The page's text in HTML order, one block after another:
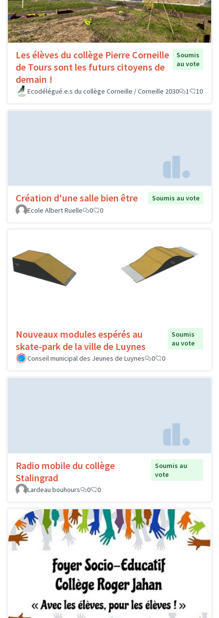
Les élèves du collège Pierre Corneille
de Tours sont les futurs citoyens de
demain !
Soumis
au vote
Ecodélégué.e.s du collège Corneille / Corneille 2030 1 10
Création d'une salle bien être
Soumis au vote
Ecole Albert Ruelle
0 0
Nouveaux modules espérés au
skate-park de la ville de Luynes
Soumis
au vote
Conseil municipal des Jeunes de Luynes
0 0
Radio mobile du collège
Stalingrad
Soumis au
vote
Lardeau bouhours
0 0